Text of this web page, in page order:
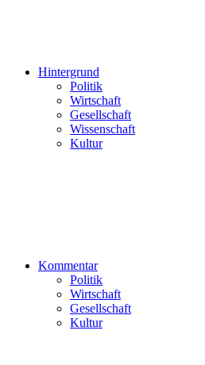
Hintergrund
Politik
Wirtschaft
Gesellschaft
Wissenschaft
Kultur
Kommentar
Politik
Wirtschaft
Gesellschaft
Kultur